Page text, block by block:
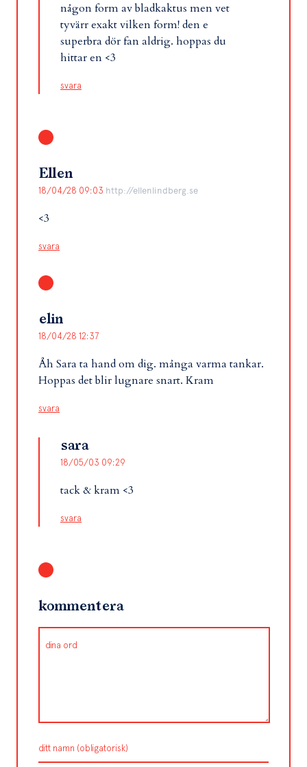
någon form av bladkaktus men vet
tyvärr exakt vilken form! den e
superbra dör fan aldrig. hoppas du
hittar en <3
svara
Ellen
18/04/28 09:03 http://ellenlindberg.se
<3
svara
elin
18/04/28 12:37
Åh Sara ta hand om dig. många varma tankar.
Hoppas det blir lugnare snart. Kram
svara
sara
18/05/03 09:29
tack & kram <3
svara
kommentera